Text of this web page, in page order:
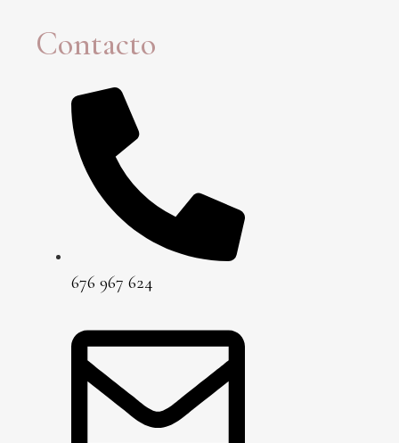
Contacto
676 967 624